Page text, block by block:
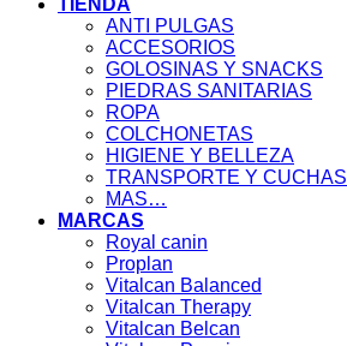
TIENDA
ANTI PULGAS
ACCESORIOS
GOLOSINAS Y SNACKS
PIEDRAS SANITARIAS
ROPA
COLCHONETAS
HIGIENE Y BELLEZA
TRANSPORTE Y CUCHAS
MAS…
MARCAS
Royal canin
Proplan
Vitalcan Balanced
Vitalcan Therapy
Vitalcan Belcan